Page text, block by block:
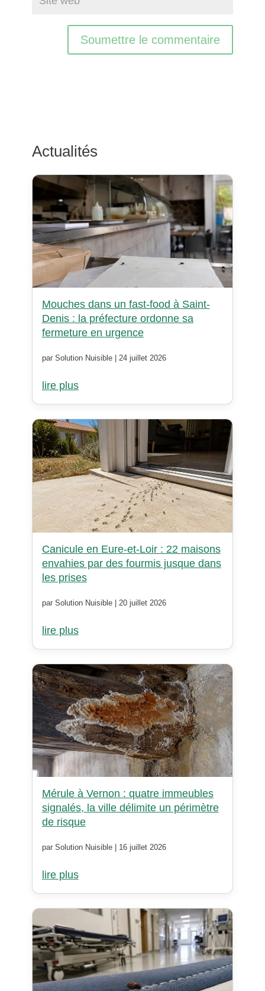
Soumettre le commentaire
Actualités
Mouches dans un fast-food à Saint-
Denis : la préfecture ordonne sa
fermeture en urgence
par Solution Nuisible | 24 juillet 2026
lire plus
Canicule en Eure-et-Loir : 22 maisons
envahies par des fourmis jusque dans
les prises
par Solution Nuisible | 20 juillet 2026
lire plus
Mérule à Vernon : quatre immeubles
signalés, la ville délimite un périmètre
de risque
par Solution Nuisible | 16 juillet 2026
lire plus